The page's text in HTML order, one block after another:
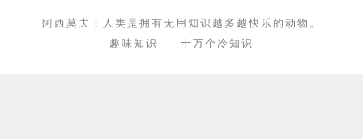
阿西莫夫：人类是拥有无用知识越多越快乐的动物。
趣味知识
- 十万个冷知识